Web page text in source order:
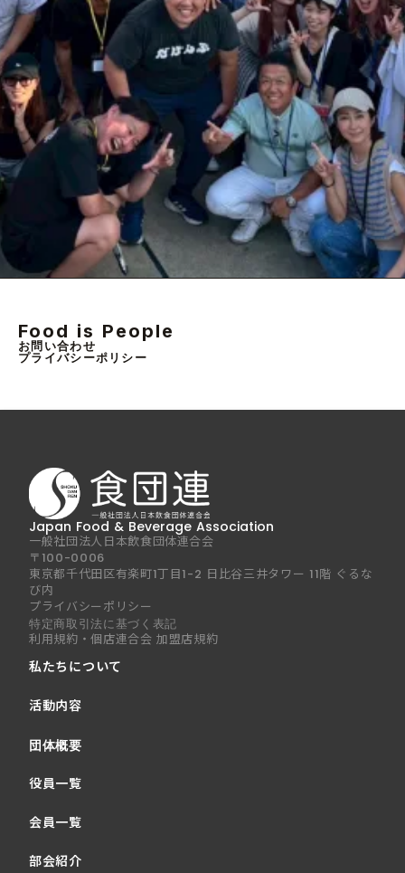
Food is People
お問い合わせ
プライバシーポリシー
Japan Food & Beverage Association
一般社団法人日本飲食団体連合会
〒100-0006
東京都千代田区有楽町1丁目1-2 日比谷三井タワー 11階 ぐるな
び内
プライバシーポリシー
特定商取引法に基づく表記
利用規約・個店連合会 加盟店規約
私たちについて
活動内容
団体概要
役員一覧
会員一覧
部会紹介